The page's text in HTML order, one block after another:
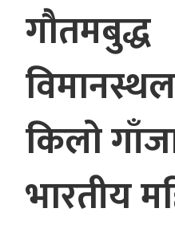
गौतमबुद्ध
किलो
भारतीय